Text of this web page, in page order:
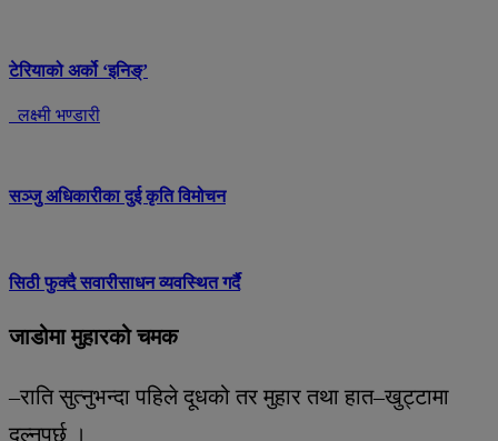
टेरियाको अर्को ‘इनिङ्’
लक्ष्मी भण्डारी
सञ्जु अधिकारीका दुई कृति विमोचन
सिठी फुक्दै सवारीसाधन व्यवस्थित गर्दै
जाडोमा मुहारको चमक
–राति सुत्नुभन्दा पहिले दूधको तर मुहार तथा हात–खुट्टामा
दल्नुपर्छ ।